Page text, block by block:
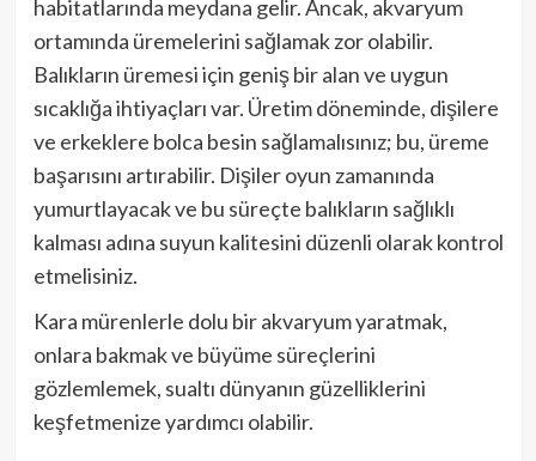
habitatlarında meydana gelir. Ancak, akvaryum
ortamında üremelerini sağlamak zor olabilir.
Balıkların üremesi için geniş bir alan ve uygun
sıcaklığa ihtiyaçları var. Üretim döneminde, dişilere
ve erkeklere bolca besin sağlamalısınız; bu, üreme
başarısını artırabilir. Dişiler oyun zamanında
yumurtlayacak ve bu süreçte balıkların sağlıklı
kalması adına suyun kalitesini düzenli olarak kontrol
etmelisiniz.
Kara mürenlerle dolu bir akvaryum yaratmak,
onlara bakmak ve büyüme süreçlerini
gözlemlemek, sualtı dünyanın güzelliklerini
keşfetmenize yardımcı olabilir.